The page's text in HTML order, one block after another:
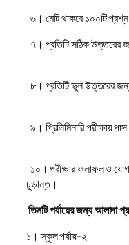
৬। মোট থাকবে ১০০টি
৭। প্রতিটি সঠিক উত্তরের
৮। প্রতিটি ভুল উত্তরের
৯। প্রিলিমিনারি পরীক্ষায়
১০। পরীক্ষার ফলাফল ও
চূড়ান্ত।
তিনটি পর্যায়ের জন্য আলাদা
১। স্কুল পর্যায়-২